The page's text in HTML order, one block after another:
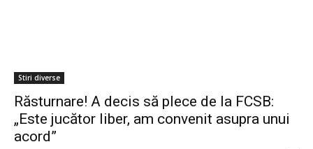
Stiri diverse
Răsturnare! A decis să plece de la FCSB:
„Este jucător liber, am convenit asupra unui
acord”